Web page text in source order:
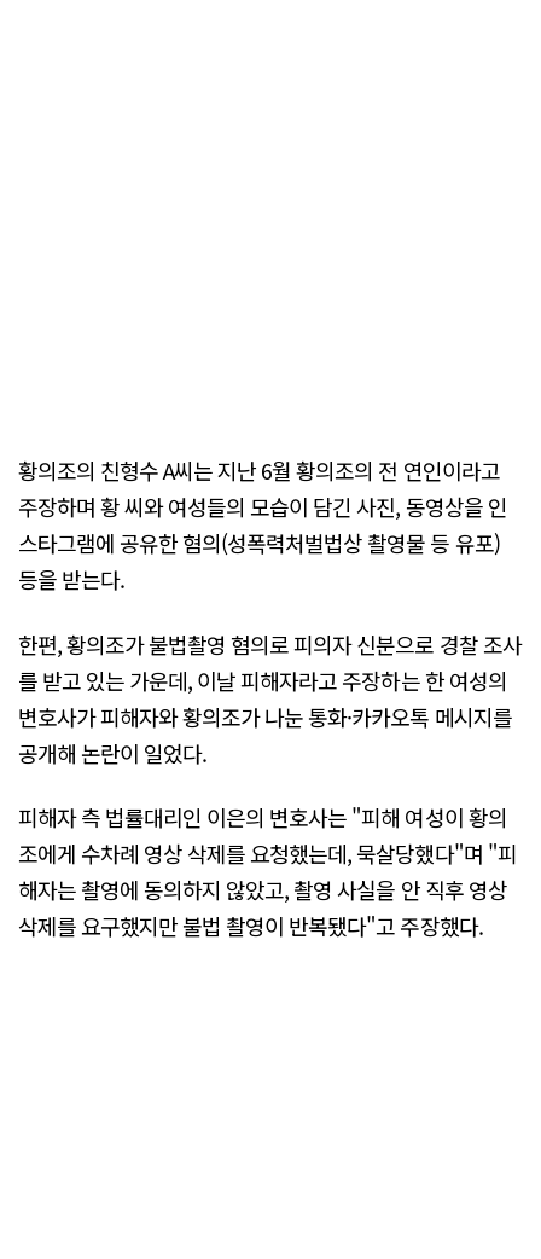
황의조의 친형수 A씨는 지난 6월 황의조의 전 연인이라고
주장하며 황 씨와 여성들의 모습이 담긴 사진, 동영상을 인
스타그램에 공유한 혐의(성폭력처벌법상 촬영물 등 유포)
등을 받는다.
한편, 황의조가 불법촬영 혐의로 피의자 신분으로 경찰 조사
를 받고 있는 가운데, 이날 피해자라고 주장하는 한 여성의
변호사가 피해자와 황의조가 나눈 통화·카카오톡 메시지를
공개해 논란이 일었다.
피해자 측 법률대리인 이은의 변호사는 "피해 여성이 황의
조에게 수차례 영상 삭제를 요청했는데, 묵살당했다"며 "피
해자는 촬영에 동의하지 않았고, 촬영 사실을 안 직후 영상
삭제를 요구했지만 불법 촬영이 반복됐다"고 주장했다.